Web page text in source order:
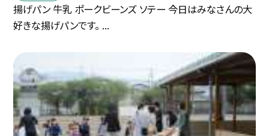
揚げパン 牛乳 ポークビーンズ ソテー 今日はみなさんの大
好きな揚げパンです。 ...